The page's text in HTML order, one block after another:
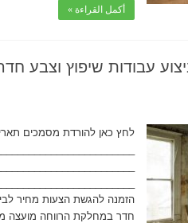
أكمل القراءة »
עבודות שיפוץ וצבע
הזמנה להגשת הצעות מחיר
חדר במחלקת הרווחה מועצה